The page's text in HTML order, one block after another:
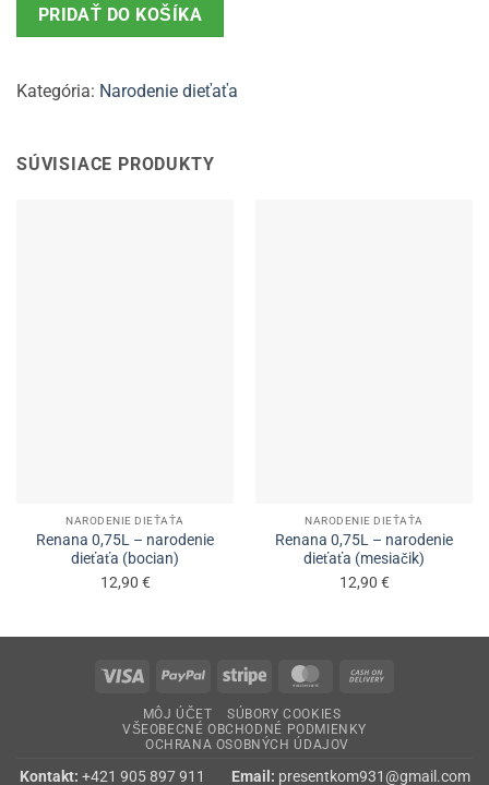
dieťaťa
(košík)
PRIDAŤ DO KOŠÍKA
Kategória: Narodenie dieťaťa
SÚVISIACE PRODUKTY
NARODENIE DIEŤAŤA
Renana 0,75L – narodenie
dieťaťa (bocian)
12,90 €
NARODENIE DIEŤAŤA
Renana 0,75L – narodenie
dieťaťa (mesiačik)
12,90 €
Visa PayPal Stripe MasterCard
MÔJ ÚČET
SÚBORY COOKIES
VŠEOBECNÉ OBCHODNÉ PODMIENKY
OCHRANA OSOBNÝCH ÚDAJOV
Kontakt: +421 905 897 911 Email: presentkom931@gmail.com